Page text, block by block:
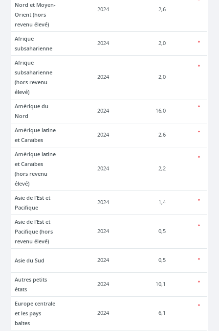
Nord et Moyen-
Orient (hors
revenu élevé)
2024 2,6
Afrique
subsaharienne
2024 2,0
Afrique
subsaharienne
(hors revenu
élevé)
2024 2,0
Amérique du
Nord
2024 16,0
Amérique latine
et Caraïbes
2024 2,6
Amérique latine
et Caraïbes
(hors revenu
élevé)
2024 2,2
Asie de l’Est et
Pacifique
2024 1,4
Asie de l’Est et
Pacifique (hors
revenu élevé)
2024 0,5
Asie du Sud 2024 0,5
Autres petits
états
2024 10,1
Europe centrale
et les pays
baltes
2024 6,1